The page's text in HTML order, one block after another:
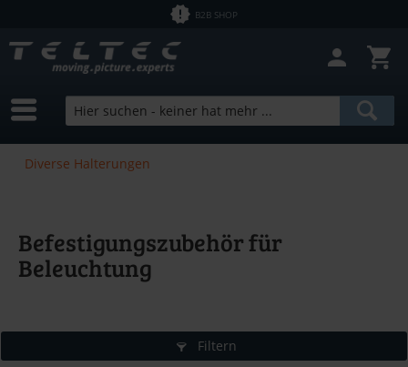
B2B SHOP
Diverse Halterungen
Befestigungszubehör für
Beleuchtung
Filtern